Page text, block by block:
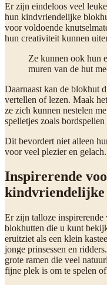
Er zijn eindeloos veel
hun kindvriendelijke
voor voldoende
hun creativiteit kunnen
Ze kunnen ook hun
muren van de hut
Daarnaast kan de blokhut
vertellen of lezen. Maak
ze zich kunnen nestelen
spelletjes zoals
Dit bevordert niet alleen
voor veel plezier en gelach.
Inspirerende
Er zijn talloze
blokhutten die u kunt
eruitziet als een klein
jonge prinsessen en
grote ramen die veel
fijne plek is om te spelen